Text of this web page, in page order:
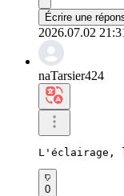
Écrire une
2026.07.02
naTarsier424
L'éclairage,
0